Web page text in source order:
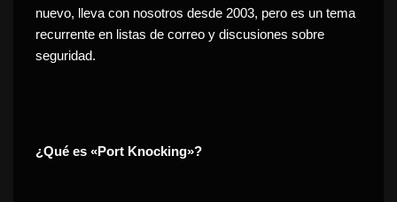
nuevo, lleva con nosotros desde 2003, pero es un tema
recurrente en listas de correo y discusiones sobre
seguridad.
¿Qué es «Port Knocking»?